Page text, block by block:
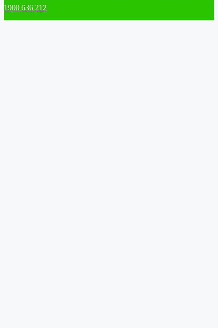
1900 636 212